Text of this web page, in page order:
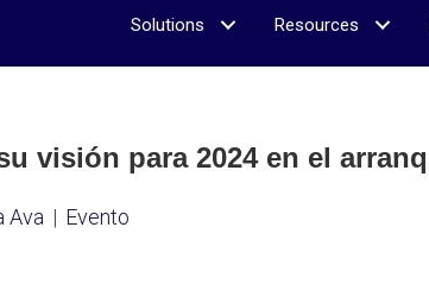
Solutions Resources
visión para 2024 en el
Ava | Evento